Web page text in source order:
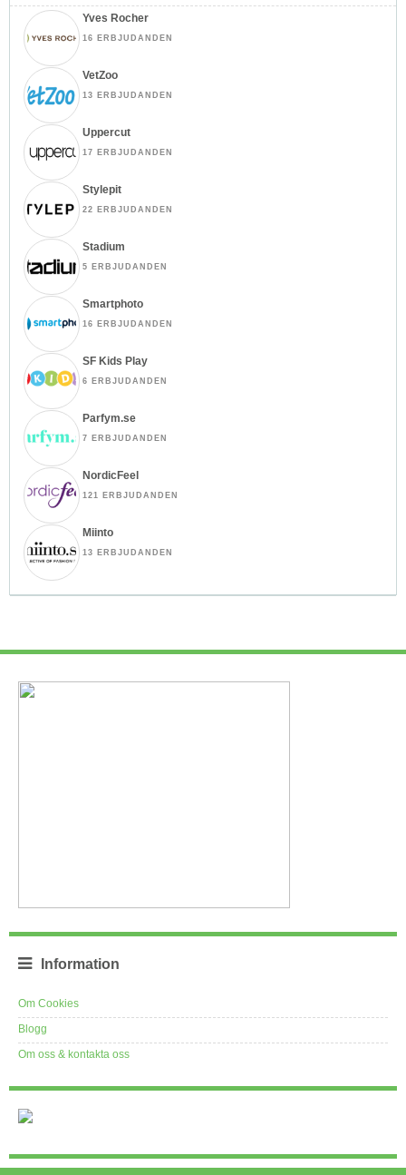
Yves Rocher
16 ERBJUDANDEN
VetZoo
13 ERBJUDANDEN
Uppercut
17 ERBJUDANDEN
Stylepit
22 ERBJUDANDEN
Stadium
5 ERBJUDANDEN
Smartphoto
16 ERBJUDANDEN
SF Kids Play
6 ERBJUDANDEN
Parfym.se
7 ERBJUDANDEN
NordicFeel
121 ERBJUDANDEN
Miinto
13 ERBJUDANDEN
Information
Om Cookies
Blogg
Om oss & kontakta oss